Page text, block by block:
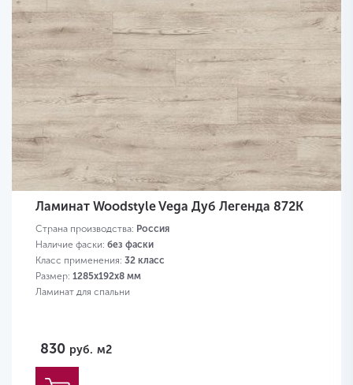
Ламинат Woodstyle Vega Дуб Легенда 872K
Страна производства: Россия
Наличие фаски: без фаски
Класс применения: 32 класс
Размер: 1285х192х8 мм
Ламинат для спальни
830 руб. м2